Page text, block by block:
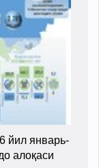
йил январь-
алоқаси